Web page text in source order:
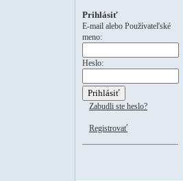
Prihlásiť
E-mail alebo Používateľské
meno:
Heslo:
Zabudli ste heslo?
Registrovať